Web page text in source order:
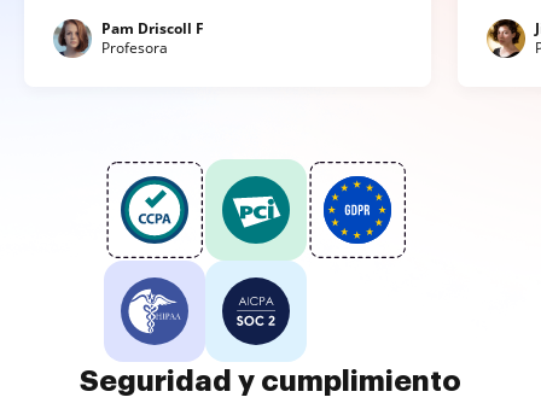
Pam Driscoll F
Profesora
Seguridad y cumplimiento